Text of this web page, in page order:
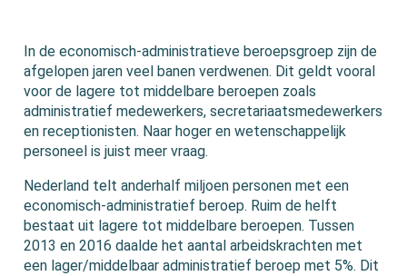
In de economisch-administratieve beroepsgroep zijn de
afgelopen jaren veel banen verdwenen. Dit geldt vooral
voor de lagere tot middelbare beroepen zoals
administratief medewerkers, secretariaatsmedewerkers
en receptionisten. Naar hoger en wetenschappelijk
personeel is juist meer vraag.
Nederland telt anderhalf miljoen personen met een
economisch-administratief beroep. Ruim de helft
bestaat uit lagere tot middelbare beroepen. Tussen
2013 en 2016 daalde het aantal arbeidskrachten met
een lager/middelbaar administratief beroep met 5%. Dit